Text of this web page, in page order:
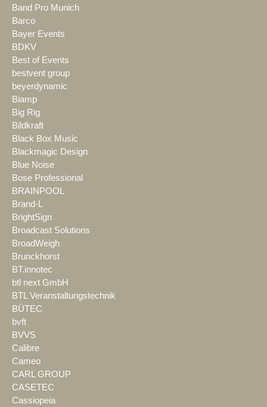
Band Pro Munich
Barco
Bayer Events
BDKV
Best of Events
bestvent group
beyerdynamic
Biamp
Big Rig
Bildkraft
Black Box Music
Blackmagic Design
Blue Noise
Bose Professional
BRAINPOOL
Brand-L
BrightSign
Broadcast Solutions
BroadWeigh
Brunckhorst
BT.innotec
btl next GmbH
BTL Veranstaltungstechnik
BÜTEC
bvft
BVVS
Calibre
Cameo
CARL GROUP
CASETEC
Cassiopeia